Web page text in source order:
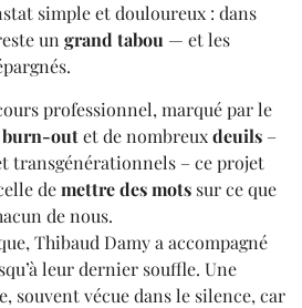
simple et douloureux : dans
ungrand tabou — et les
professionnel, marqué par le
burn-outet de nombreuxdeuils –
transgénérationnels – ce projet
demettre des mots sur ce que
de nous.
Thibaud Damy a accompagné
leur dernier souffle. Une
souvent vécue dans le silence, car